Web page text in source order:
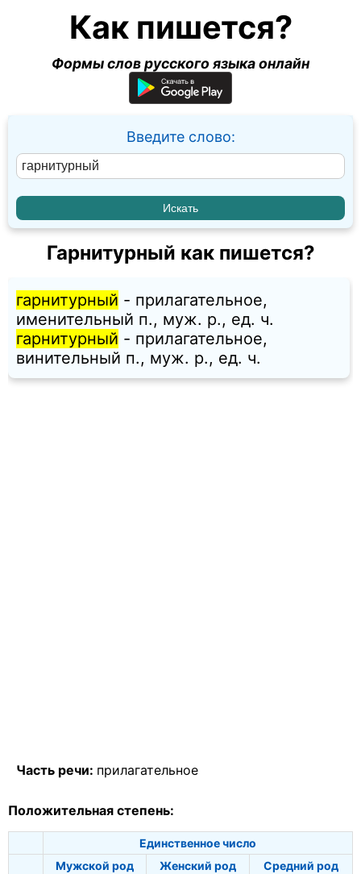
Как пишется?
Формы слов русского языка онлайн
Введите слово:
Гарнитурный как пишется?
гарнитурный - прилагательное,
именительный п., муж. p., ед. ч.
гарнитурный - прилагательное,
винительный п., муж. p., ед. ч.
Часть речи: прилагательное
Положительная степень:
Единственное число
Мужской род
Женский род
Средний род